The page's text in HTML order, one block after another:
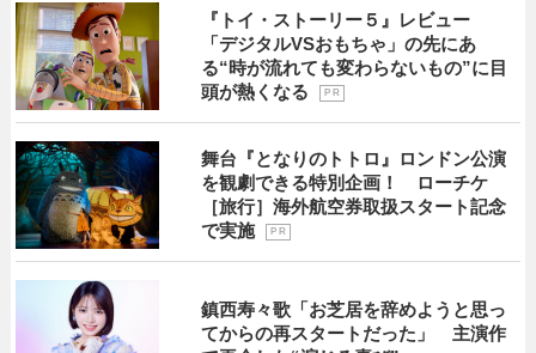
『トイ・ストーリー５』レビュー
「デジタルVSおもちゃ」の先にあ
る“時が流れても変わらないもの”に目
頭が熱くなる
P R
舞台『となりのトトロ』ロンドン公演
を観劇できる特別企画！ ローチケ
［旅行］海外航空券取扱スタート記念
で実施
P R
鎮西寿々歌「お芝居を辞めようと思っ
てからの再スタートだった」 主演作